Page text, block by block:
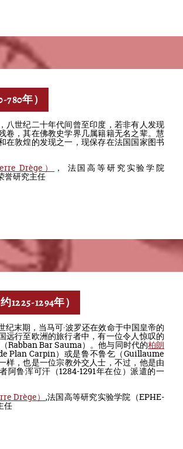
年）
八世纪二十年代间曾至印度，若非有人发现
卷，其在佛教史学界几属籍籍无名之辈。慧
在敦煌的发现之一，现保存在法国国家图书
Drège）
， 法国高等研究实验学院
誉研究主任
1225-1294年）
纪末期，当马可·波罗还在效命于中国皇帝的
远行至欧洲的旅行者中，有一位令人惊叹的
Rabban Bar Sauma）。他与同时代的柏朗
de Plan Carpin）或是鲁不鲁乞（Guillaume
样，也是一位宗教外交人士，不过，他是由
阿鲁浑可汗（1284-1291年在位）派遣的一
Drège） ,法国高等研究实验学院（EPHE-
任